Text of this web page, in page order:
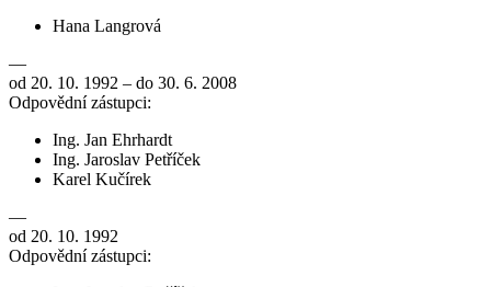
Hana Langrová
—
od 20. 10. 1992 – do 30. 6. 2008
Odpovědní zástupci:
Ing. Jan Ehrhardt
Ing. Jaroslav Petříček
Karel Kučírek
—
od 20. 10. 1992
Odpovědní zástupci: